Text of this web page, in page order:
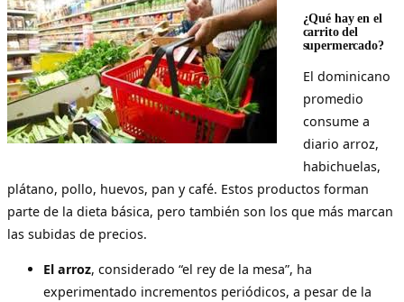
¿Qué hay en el
carrito del
supermercado?
El dominicano
promedio
consume a
diario arroz,
habichuelas,
plátano, pollo, huevos, pan y café. Estos productos forman
parte de la dieta básica, pero también son los que más marcan
las subidas de precios.
El arroz, considerado “el rey de la mesa”, ha
experimentado incrementos periódicos, a pesar de la